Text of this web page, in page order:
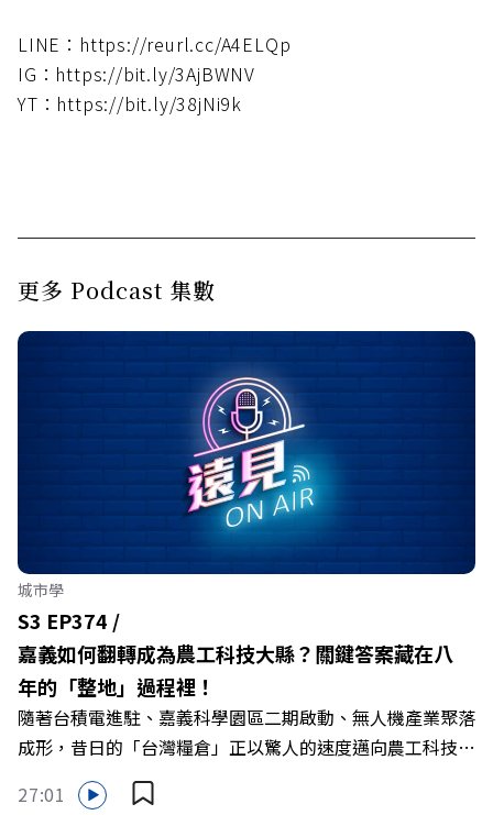
LINE：https://reurl.cc/A4ELQp
IG：https://bit.ly/3AjBWNV
YT：https://bit.ly/38jNi9k
更多 Podcast 集數
城市學
S3 EP374 /
嘉義如何翻轉成為農工科技大縣？關鍵答案藏在八
年的「整地」過程裡！
隨著台積電進駐、嘉義科學園區二期啟動、無人機產業聚落
成形，昔日的「台灣糧倉」正以驚人的速度邁向農工科技大
縣。在智慧農業、精品農產與「嘉義優鮮」品牌同步升級的
推動下，嘉義縣政府成功打破過往傳統農業縣的侷限，讓返
27:01